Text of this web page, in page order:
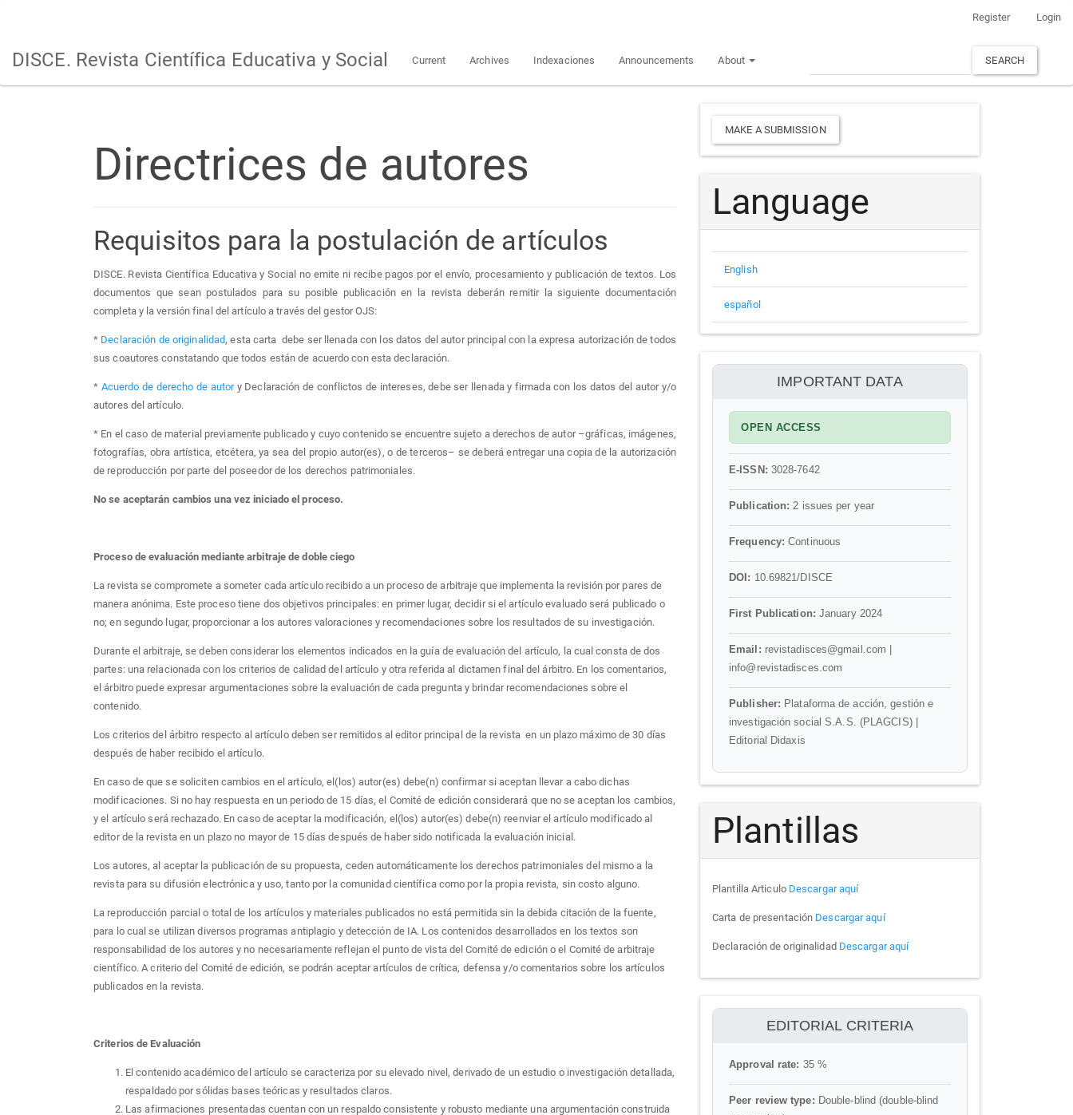
Content
Register Login
DISCE. Revista Científica Educativa y Social Current Archives Indexaciones Announcements About SEARCH
Directrices de autores
Requisitos para la postulación de artículos
DISCE. Revista Científica Educativa y Social no emite ni recibe pagos por el envío, procesamiento y publicación de textos. Los
documentos que sean postulados para su posible publicación en la revista deberán remitir la siguiente documentación
completa y la versión final del artículo a través del gestor OJS:
* Declaración de originalidad, esta carta debe ser llenada con los datos del autor principal con la expresa autorización de todos
sus coautores constatando que todos están de acuerdo con esta declaración.
* Acuerdo de derecho de autory Declaración de conflictos de intereses, debe ser llenada y firmada con los datos del autor y/o
autores del artículo.
* En el caso de material previamente publicado y cuyo contenido se encuentre sujeto a derechos de autor –gráficas, imágenes,
fotografías, obra artística, etcétera, ya sea del propio autor(es), o de terceros– se deberá entregar una copia de la autorización
de reproducción por parte del poseedor de los derechos patrimoniales.
No se aceptarán cambios una vez iniciado el proceso.
Proceso de evaluación mediante arbitraje de doble ciego
La revista se compromete a someter cada artículo recibido a un proceso de arbitraje que implementa la revisión por pares de
manera anónima. Este proceso tiene dos objetivos principales: en primer lugar, decidir si el artículo evaluado será publicado o
no; en segundo lugar, proporcionar a los autores valoraciones y recomendaciones sobre los resultados de su investigación.
Durante el arbitraje, se deben considerar los elementos indicados en la guía de evaluación del artículo, la cual consta de dos
partes: una relacionada con los criterios de calidad del artículo y otra referida al dictamen final del árbitro. En los comentarios,
el árbitro puede expresar argumentaciones sobre la evaluación de cada pregunta y brindar recomendaciones sobre el
contenido.
Los criterios del árbitro respecto al artículo deben ser remitidos al editor principal de la revista en un plazo máximo de 30 días
después de haber recibido el artículo.
En caso de que se soliciten cambios en el artículo, el(los) autor(es) debe(n) confirmar si aceptan llevar a cabo dichas
modificaciones. Si no hay respuesta en un periodo de 15 días, el Comité de edición considerará que no se aceptan los cambios,
y el artículo será rechazado. En caso de aceptar la modificación, el(los) autor(es) debe(n) reenviar el artículo modificado al
editor de la revista en un plazo no mayor de 15 días después de haber sido notificada la evaluación inicial.
Los autores, al aceptar la publicación de su propuesta, ceden automáticamente los derechos patrimoniales del mismo a la
revista para su difusión electrónica y uso, tanto por la comunidad científica como por la propia revista, sin costo alguno.
La reproducción parcial o total de los artículos y materiales publicados no está permitida sin la debida citación de la fuente,
para lo cual se utilizan diversos programas antiplagio y detección de IA. Los contenidos desarrollados en los textos son
responsabilidad de los autores y no necesariamente reflejan el punto de vista del Comité de edición o el Comité de arbitraje
científico. A criterio del Comité de edición, se podrán aceptar artículos de crítica, defensa y/o comentarios sobre los artículos
publicados en la revista.
Criterios de Evaluación
El contenido académico del artículo se caracteriza por su elevado nivel, derivado de un estudio o investigación detallada,
respaldado por sólidas bases teóricas y resultados claros.
Las afirmaciones presentadas cuentan con un respaldo consistente y robusto mediante una argumentación construida
Make
a
Submission
MAKE A SUBMISSION
Language
English
español
información
IMPORTANT DATA
OPEN ACCESS
E-ISSN: 3028-7642
Publication: 2 issues per year
Frequency: Continuous
DOI: 10.69821/DISCE
First Publication: January 2024
Email: revistadisces@gmail.com |
info@revistadisces.com
Publisher: Plataforma de acción, gestión e
investigación social S.A.S. (PLAGCIS) |
Editorial Didaxis
Plantillas
Plantilla Articulo Descargar aquí
Carta de presentación Descargar aquí
Declaración de originalidad Descargar aquí
ithenticate
EDITORIAL CRITERIA
Approval rate: 35 %
Peer review type: Double-blind (double-blind